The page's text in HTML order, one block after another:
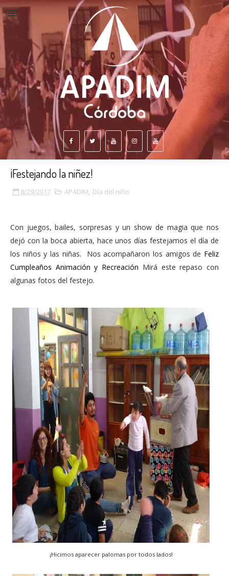
¡Festejando la niñez!
8/29/2017 APADIM, Día del niño
Con juegos, bailes, sorpresas y un show de magia que nos
dejó con la boca abierta, hace unos días festejamos el día de
los niños y las niñas. Nos acompañaron los amigos de Feliz
Cumpleaños Animación y Recreación Mirá este repaso con
algunas fotos del festejo.
¡Hicimos aparecer palomas por todos lados!